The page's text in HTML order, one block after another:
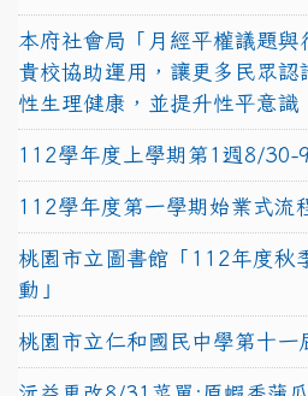
本府社會局「月經平權議題與
貴校協助運用，讓更多民眾認
性生理健康，並提升性平意識
112學年度上學期第1週8/30-
112學年度第一學期始業式流
桃園市立圖書館「112年度秋
動」
桃園市立仁和國民中學第十一